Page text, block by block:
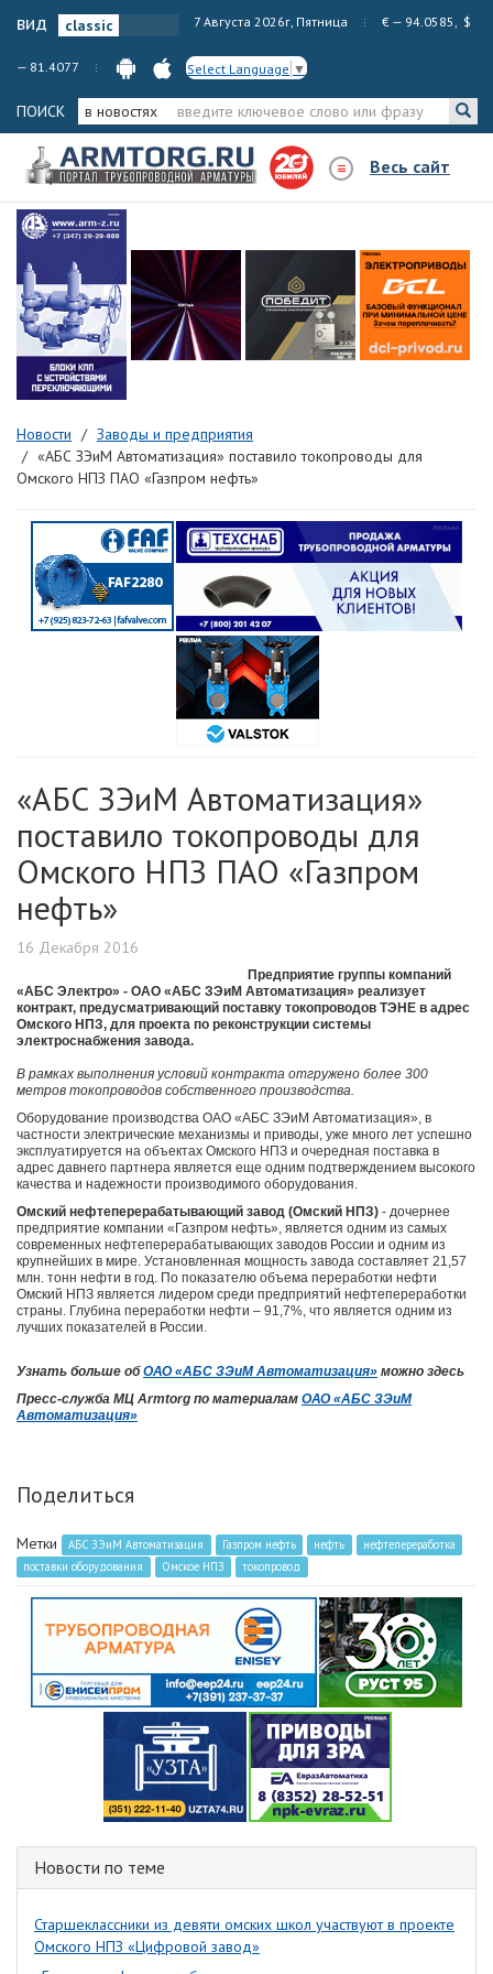
вид 7 Августа 2026г, Пятница € — 94.0585, $
— 81.4077 Select Language ▼
ПОИСК в новостях
Весь сайт
Новости
Заводы и предприятия
«АБС ЗЭиМ Автоматизация» поставило токопроводы для
Омского НПЗ ПАО «Газпром нефть»
«АБС ЗЭиМ Автоматизация»
поставило токопроводы для
Омского НПЗ ПАО «Газпром
нефть»
16 Декабря 2016
Предприятие группы компаний
«АБС Электро» - ОАО «АБС ЗЭиМ Автоматизация» реализует
контракт, предусматривающий поставку токопроводов ТЭНЕ в адрес
Омского НПЗ, для проекта по реконструкции системы
электроснабжения завода.
В рамках выполнения условий контракта отгружено более 300
метров токопроводов собственного производства.
Оборудование производства ОАО «АБС ЗЭиМ Автоматизация», в
частности электрические механизмы и приводы, уже много лет успешно
эксплуатируется на объектах Омского НПЗ и очередная поставка в
адрес давнего партнера является еще одним подтверждением высокого
качества и надежности производимого оборудования.
Омский нефтеперерабатывающий завод (Омский НПЗ) - дочернее
предприятие компании «Газпром нефть», является одним из самых
современных нефтеперерабатывающих заводов России и одним из
крупнейших в мире. Установленная мощность завода составляет 21,57
млн. тонн нефти в год. По показателю объема переработки нефти
Омский НПЗ является лидером среди предприятий нефтепереработки
страны. Глубина переработки нефти – 91,7%, что является одним из
лучших показателей в России.
Узнать больше обОАО «АБС ЗЭиМ Автоматизация» можно здесь
Пресс-служба МЦ Armtorg по материалам ОАО «АБС ЗЭиМ
Автоматизация»
Поделиться
Метки АБС ЗЭиМ Автоматизация Газпром нефть нефть
нефтепереработка
поставки оборудования
Омское НПЗ токопровод
Новости по теме
Старшеклассники из девяти омских школ участвуют в проекте
Омского НПЗ «Цифровой завод»